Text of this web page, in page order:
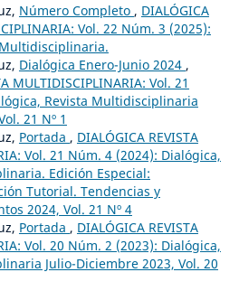
Número Completo , DIALÓGICA
Vol. 22 Núm. 3 (2025):
Dialógica Enero-Junio 2024 ,
MULTIDISCIPLINARIA: Vol. 21
Revista Multidisciplinaria
21 Nº 1
Portada , DIALÓGICA REVISTA
Vol. 21 Núm. 4 (2024): Dialógica,
Edición Especial:
Tutorial. Tendencias y
2024, Vol. 21 Nº 4
Portada , DIALÓGICA REVISTA
Vol. 20 Núm. 2 (2023): Dialógica,
Julio-Diciembre 2023, Vol. 20